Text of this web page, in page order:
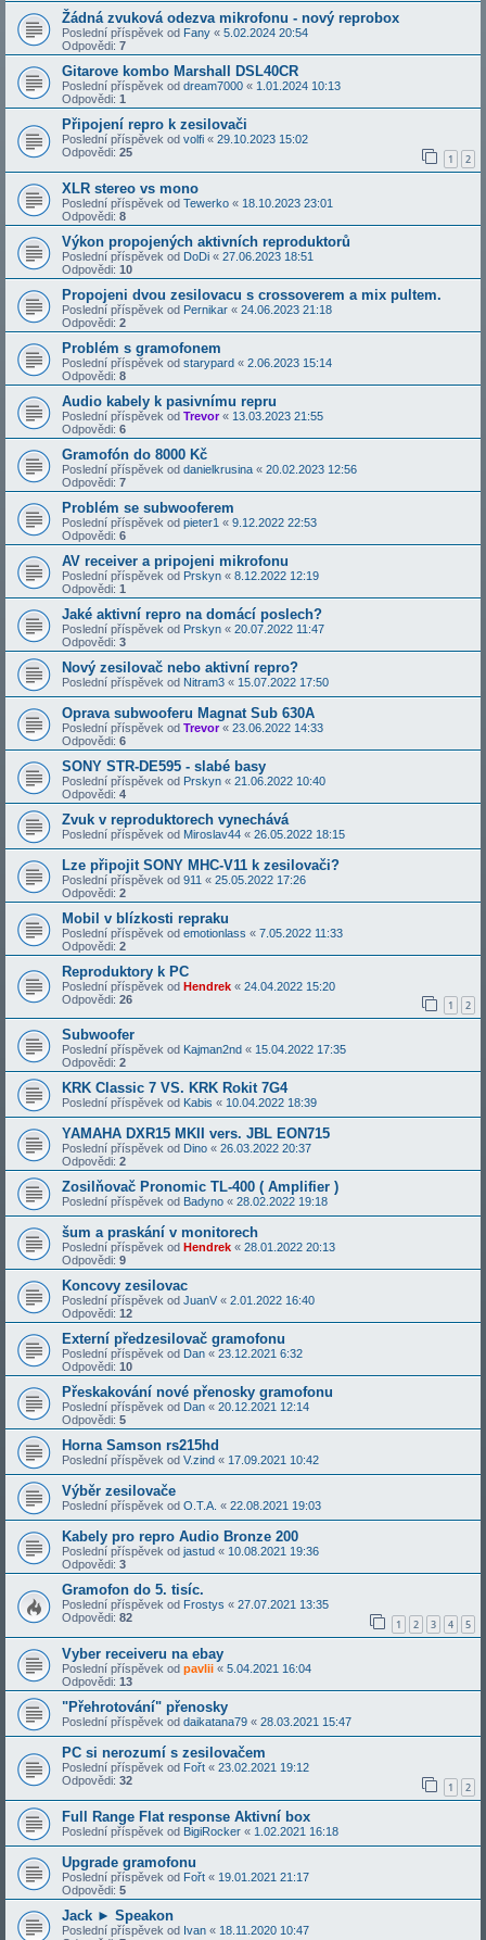
Žádná zvuková odezva mikrofonu - nový reprobox
Poslední příspěvek od Fany « 5.02.2024 20:54
Odpovědi: 7
Gitarove kombo Marshall DSL40CR
Poslední příspěvek od dream7000 « 1.01.2024 10:13
Odpovědi: 1
Připojení repro k zesilovači
Poslední příspěvek od volfi « 29.10.2023 15:02
Odpovědi: 25 1 2
XLR stereo vs mono
Poslední příspěvek od Tewerko « 18.10.2023 23:01
Odpovědi: 8
Výkon propojených aktivních reproduktorů
Poslední příspěvek od DoDi « 27.06.2023 18:51
Odpovědi: 10
Propojeni dvou zesilovacu s crossoverem a mix pultem.
Poslední příspěvek od Pernikar « 24.06.2023 21:18
Odpovědi: 2
Problém s gramofonem
Poslední příspěvek od starypard « 2.06.2023 15:14
Odpovědi: 8
Audio kabely k pasivnímu repru
Poslední příspěvek od Trevor« 13.03.2023 21:55
Odpovědi: 6
Gramofón do 8000 Kč
Poslední příspěvek od danielkrusina « 20.02.2023 12:56
Odpovědi: 7
Problém se subwooferem
Poslední příspěvek od pieter1 « 9.12.2022 22:53
Odpovědi: 6
AV receiver a pripojeni mikrofonu
Poslední příspěvek od Prskyn « 8.12.2022 12:19
Odpovědi: 1
Jaké aktivní repro na domácí poslech?
Poslední příspěvek od Prskyn « 20.07.2022 11:47
Odpovědi: 3
Nový zesilovač nebo aktivní repro?
Poslední příspěvek od Nitram3 « 15.07.2022 17:50
Oprava subwooferu Magnat Sub 630A
Poslední příspěvek od Trevor« 23.06.2022 14:33
Odpovědi: 6
SONY STR-DE595 - slabé basy
Poslední příspěvek od Prskyn « 21.06.2022 10:40
Odpovědi: 4
Zvuk v reproduktorech vynechává
Poslední příspěvek od Miroslav44 « 26.05.2022 18:15
Lze připojit SONY MHC-V11 k zesilovači?
Poslední příspěvek od 911 « 25.05.2022 17:26
Odpovědi: 2
Mobil v blízkosti repraku
Poslední příspěvek od emotionlass « 7.05.2022 11:33
Odpovědi: 2
Reproduktory k PC
Poslední příspěvek od Hendrek « 24.04.2022 15:20
Odpovědi: 26 1 2
Subwoofer
Poslední příspěvek od Kajman2nd « 15.04.2022 17:35
Odpovědi: 2
KRK Classic 7 VS. KRK Rokit 7G4
Poslední příspěvek od Kabis « 10.04.2022 18:39
YAMAHA DXR15 MKII vers. JBL EON715
Poslední příspěvek od Dino « 26.03.2022 20:37
Odpovědi: 2
Zosilňovač Pronomic TL-400 ( Amplifier )
Poslední příspěvek od Badyno « 28.02.2022 19:18
šum a praskání v monitorech
Poslední příspěvek od Hendrek « 28.01.2022 20:13
Odpovědi: 9
Koncovy zesilovac
Poslední příspěvek od JuanV « 2.01.2022 16:40
Odpovědi: 12
Externí předzesilovač gramofonu
Poslední příspěvek od Dan « 23.12.2021 6:32
Odpovědi: 10
Přeskakování nové přenosky gramofonu
Poslední příspěvek od Dan « 20.12.2021 12:14
Odpovědi: 5
Horna Samson rs215hd
Poslední příspěvek od V.zind « 17.09.2021 10:42
Výběr zesilovače
Poslední příspěvek od O.T.A. « 22.08.2021 19:03
Kabely pro repro Audio Bronze 200
Poslední příspěvek od jastud « 10.08.2021 19:36
Odpovědi: 3
Gramofon do 5. tisíc.
Poslední příspěvek od Frostys « 27.07.2021 13:35
Odpovědi: 82 1 2 3 4 5
Vyber receiveru na ebay
Poslední příspěvek od pavlii « 5.04.2021 16:04
Odpovědi: 13
"Přehrotování" přenosky
Poslední příspěvek od daikatana79 « 28.03.2021 15:47
PC si nerozumí s zesilovačem
Poslední příspěvek od Fořt « 23.02.2021 19:12
Odpovědi: 32 1 2
Full Range Flat response Aktivní box
Poslední příspěvek od BigiRocker « 1.02.2021 16:18
Upgrade gramofonu
Poslední příspěvek od Fořt « 19.01.2021 21:17
Odpovědi: 5
Jack ► Speakon
Poslední příspěvek od Ivan « 18.11.2020 10:47